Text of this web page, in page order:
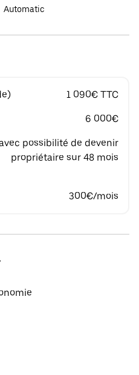
Automatic
1 090€ TTC
6 000€
possibilité de devenir
propriétaire sur 48 mois
300€/mois